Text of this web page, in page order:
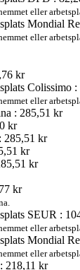
eller
Mondial
eller
kr
Colissimo :
eller
: 285,51 kr
kr
285,51 kr
kr
kr
kr
SEUR :
eller
Mondial
eller
218,11 kr